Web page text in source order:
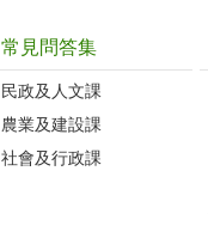
常見問答集
民政及人文課
農業及建設課
社會及行政課